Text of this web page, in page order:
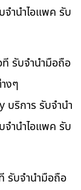
ำนำไอแพค รับ
ที รับจำนำมือถือ
งๆ
บริการ รับจำนำ
ำนำไอแพค รับ
รับจำนำมือถือ